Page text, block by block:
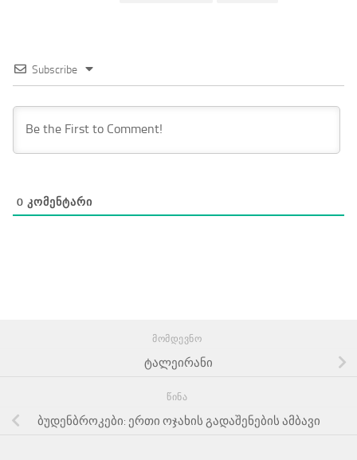
Subscribe
0 ᲙᲝᲛᲔᲜᲢᲐᲠᲘ
ᲛᲝᲛᲓᲔᲕᲜᲝ
ტალეირანი
ᲬᲘᲜᲐ
ბუდენბროკები: ერთი ოჯახის გადაშენების ამბავი